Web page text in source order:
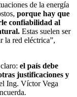
de la energía
porque hay que
confiabilidad al
Estas suelen ser
la red eléctrica”,
el país debe
justificaciones y
Ing. Víctor Vega